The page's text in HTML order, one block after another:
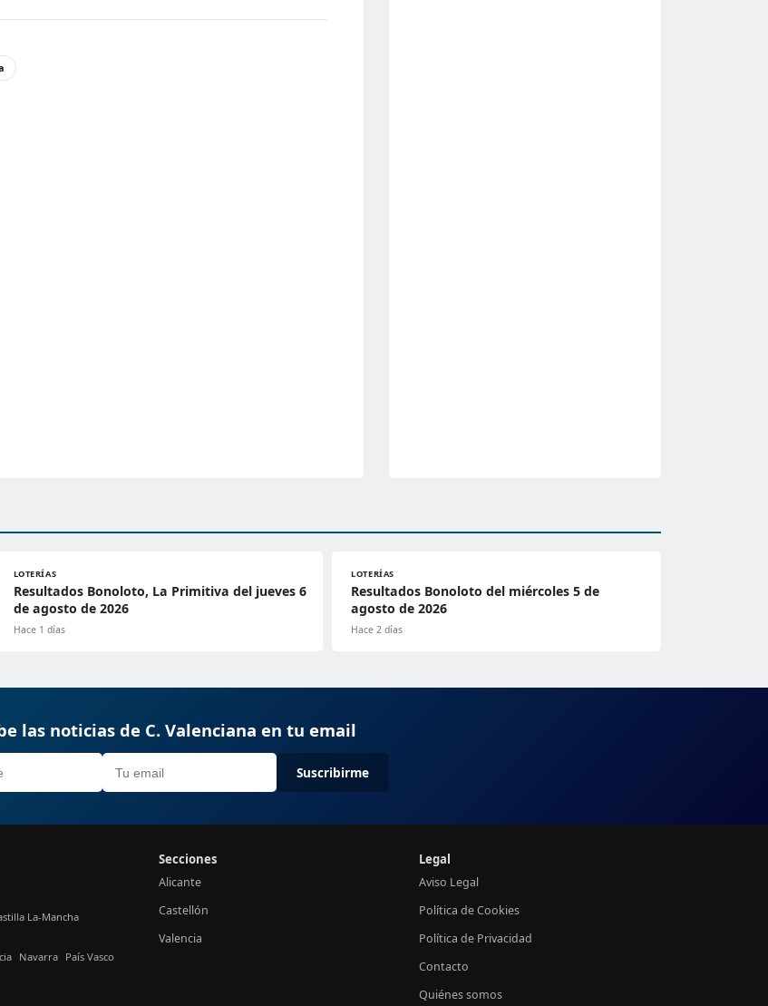
LOTERÍAS
Resultados Bonoloto, La Primitiva del jueves 6
de agosto de 2026
Hace 1 días
LOTERÍAS
Resultados Bonoloto del miércoles 5 de
agosto de 2026
Hace 2 días
las noticias de C. Valenciana en tu email
Suscribirme
La-Mancha
Navarra País Vasco
Secciones
Alicante
Castellón
Valencia
Legal
Aviso Legal
Política de Cookies
Política de Privacidad
Contacto
Quiénes somos